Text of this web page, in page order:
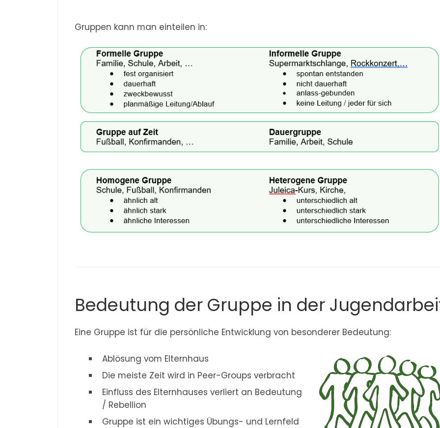
Gruppen kann man einteilen in:
Bedeutung der Gruppe in der
Eine Gruppe ist für die persönliche Entwicklung von besonderer Bedeutung:
Ablösung vom Elternhaus
Die meiste Zeit wird in Peer-Groups verbracht
Einfluss des Elternhauses verliert an Bedeutung
/ Rebellion
Gruppe ist ein wichtiges Übungs- und Lernfeld